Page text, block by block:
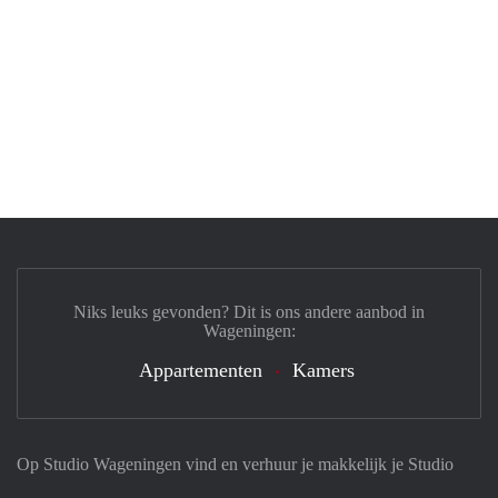
Op Studio Wageningen vind en verhuur je makkelijk je Studio
Niks leuks gevonden? Dit is ons andere aanbod in
Wageningen:
Appartementen Kamers